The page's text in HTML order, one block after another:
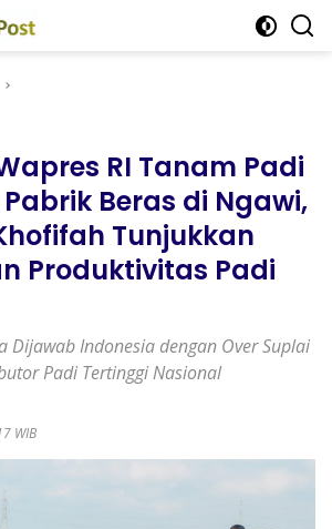
RI Tanam Padi
Beras di Ngawi,
Tunjukkan
Produktivitas Padi
Dijawab Indonesia dengan Over Suplai
Padi Tertinggi Nasional
WIB